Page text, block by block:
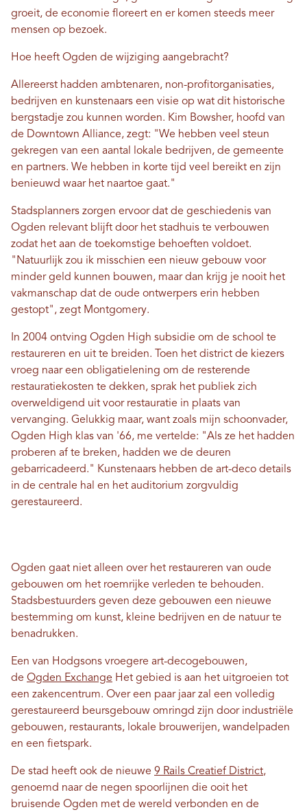
groeit, de economie floreert en er komen steeds meer
mensen op bezoek.
Hoe heeft Ogden de wijziging aangebracht?
Allereerst hadden ambtenaren, non-profitorganisaties,
bedrijven en kunstenaars een visie op wat dit historische
bergstadje zou kunnen worden. Kim Bowsher, hoofd van
de Downtown Alliance, zegt: "We hebben veel steun
gekregen van een aantal lokale bedrijven, de gemeente
en partners. We hebben in korte tijd veel bereikt en zijn
benieuwd waar het naartoe gaat."
Stadsplanners zorgen ervoor dat de geschiedenis van
Ogden relevant blijft door het stadhuis te verbouwen
zodat het aan de toekomstige behoeften voldoet.
"Natuurlijk zou ik misschien een nieuw gebouw voor
minder geld kunnen bouwen, maar dan krijg je nooit het
vakmanschap dat de oude ontwerpers erin hebben
gestopt", zegt Montgomery.
In 2004 ontving Ogden High subsidie ​​om de school te
restaureren en uit te breiden. Toen het district de kiezers
vroeg naar een obligatielening om de resterende
restauratiekosten te dekken, sprak het publiek zich
overweldigend uit voor restauratie in plaats van
vervanging. Gelukkig maar, want zoals mijn schoonvader,
Ogden High klas van '66, me vertelde: "Als ze het hadden
proberen af ​​te breken, hadden we de deuren
gebarricadeerd." Kunstenaars hebben de art-deco details
in de centrale hal en het auditorium zorgvuldig
gerestaureerd.
Ogden gaat niet alleen over het restaureren van oude
gebouwen om het roemrijke verleden te behouden.
Stadsbestuurders geven deze gebouwen een nieuwe
bestemming om kunst, kleine bedrijven en de natuur te
benadrukken.
Een van Hodgsons vroegere art-decogebouwen,
de Ogden Exchange Het gebied is aan het uitgroeien tot
een zakencentrum. Over een paar jaar zal een volledig
gerestaureerd beursgebouw omringd zijn door industriële
gebouwen, restaurants, lokale brouwerijen, wandelpaden
en een fietspark.
De stad heeft ook de nieuwe 9 Rails Creatief District,
genoemd naar de negen spoorlijnen die ooit het
bruisende Ogden met de wereld verbonden en de